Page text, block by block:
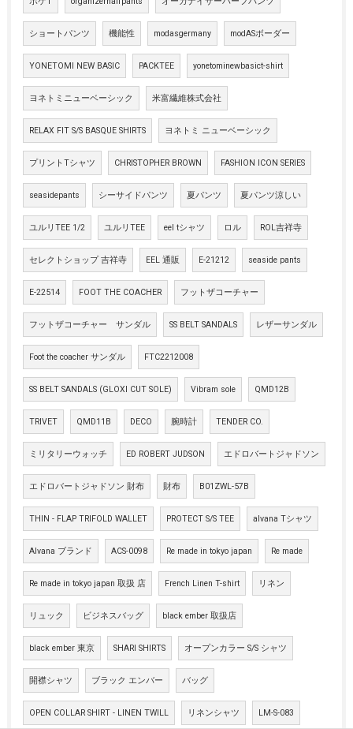
ショートパンツ 機能性 modasgermany modASボーダー
YONETOMI NEW BASIC PACKTEE yonetominewbasict-shirt
ヨネトミニューベーシック 米富繊維株式会社
RELAX FIT S/S BASQUE SHIRTS ヨネトミ ニューベーシック
プリントTシャツ CHRISTOPHER BROWN FASHION ICON SERIES
seasidepants シーサイドパンツ 夏パンツ 夏パンツ涼しい
ユルリTEE 1/2 ユルリTEE eel tシャツ ロル ROL吉祥寺
セレクトショップ 吉祥寺 EEL 通販 E-21212 seaside pants
E-22514 FOOT THE COACHER フットザコーチャー
フットザコーチャー サンダル SS BELT SANDALS レザーサンダル
Foot the coacher サンダル FTC2212008
SS BELT SANDALS (GLOXI CUT SOLE) Vibram sole QMD12B
TRIVET QMD11B DECO 腕時計 TENDER CO.
ミリタリーウォッチ ED ROBERT JUDSON エドロバートジャドソン
エドロバートジャドソン 財布 財布 B01ZWL-57B
THIN - FLAP TRIFOLD WALLET PROTECT S/S TEE alvana Tシャツ
Alvana ブランド ACS-0098 Re made in tokyo japan Re made
Re made in tokyo japan 取扱 店 French Linen T-shirt リネン
リュック ビジネスバッグ black ember 取扱店
black ember 東京 SHARI SHIRTS オープンカラー S/S シャツ
開襟シャツ ブラック エンバー バッグ
OPEN COLLAR SHIRT - LINEN TWILL リネンシャツ LM-S-083